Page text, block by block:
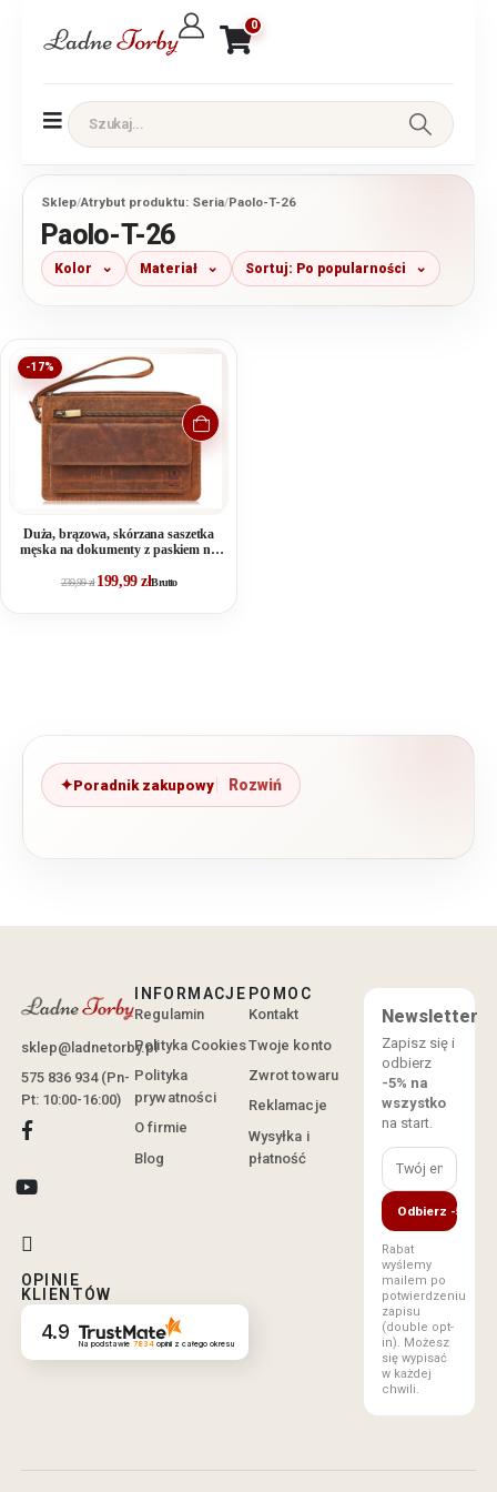
0
Sklep/Atrybut produktu: Seria/Paolo-T-26
Paolo-T-26
Kolor Materiał Sortuj: Po popularności
-17%
Duża, brązowa, skórzana saszetka
męska na dokumenty z paskiem na
239,99zł 199,99złBrutto
Poradnik zakupowy
sklep@ladnetorby.pl
575 836 934 (Pn-
Pt: 10:00-16:00)
OPINIE
KLIENTÓW
4.9 Na podstawie 7834opinii z całego okresu
INFORMACJE
Regulamin
Polityka Cookies
Polityka
prywatności
O firmie
Blog
POMOC
Kontakt
Twoje konto
Zwrot towaru
Reklamacje
Wysyłka i
płatność
Newsletter
Zapisz się i
odbierz
-5% na
wszystko
na start.
Odbierz -5%
Rabat
wyślemy
mailem po
potwierdzeniu
zapisu
(double opt-
in). Możesz
się wypisać
w każdej
chwili.